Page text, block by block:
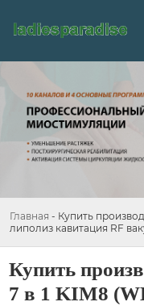
Главная - Купить
липолиз кавитация RF
Купить
7 в 1 KIM8